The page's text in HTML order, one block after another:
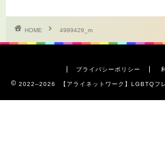
HOME 4989429_m
プライバシーポリシー
2022–2026 【アライネットワーク】LGBTQフ